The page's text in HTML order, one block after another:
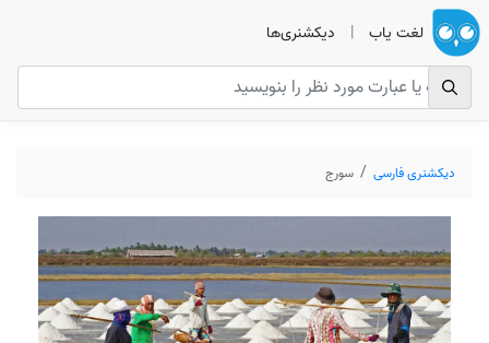
لغت یاب | دیکشنری‌ها
دیکشنری فارسی سورج